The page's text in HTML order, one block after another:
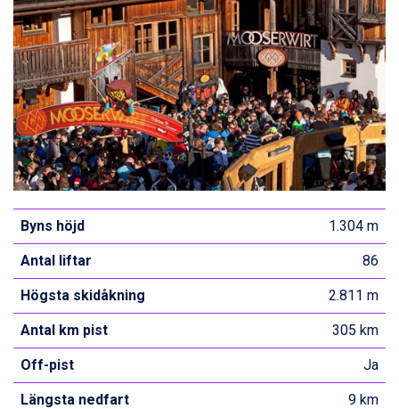
Byns höjd 1.304 m
Antal liftar 86
Högsta skidåkning 2.811 m
Antal km pist 305 km
Off-pist Ja
Längsta nedfart 9 km